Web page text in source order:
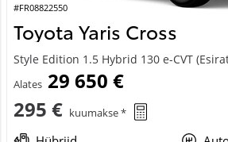
#FR08822550
Toyota Yaris Cross
Style Edition 1.5 Hybrid 130 e-CVT
Alates 29 650 €
295 € kuumakse *